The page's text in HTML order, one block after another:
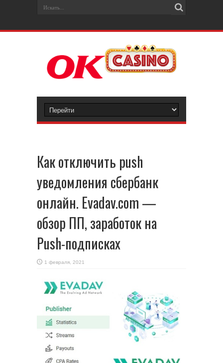
Как отключить push
уведомления сбербанк
онлайн. Evadav.com —
обзор ПП, заработок на
Push-подписках
1 февраля, 2021